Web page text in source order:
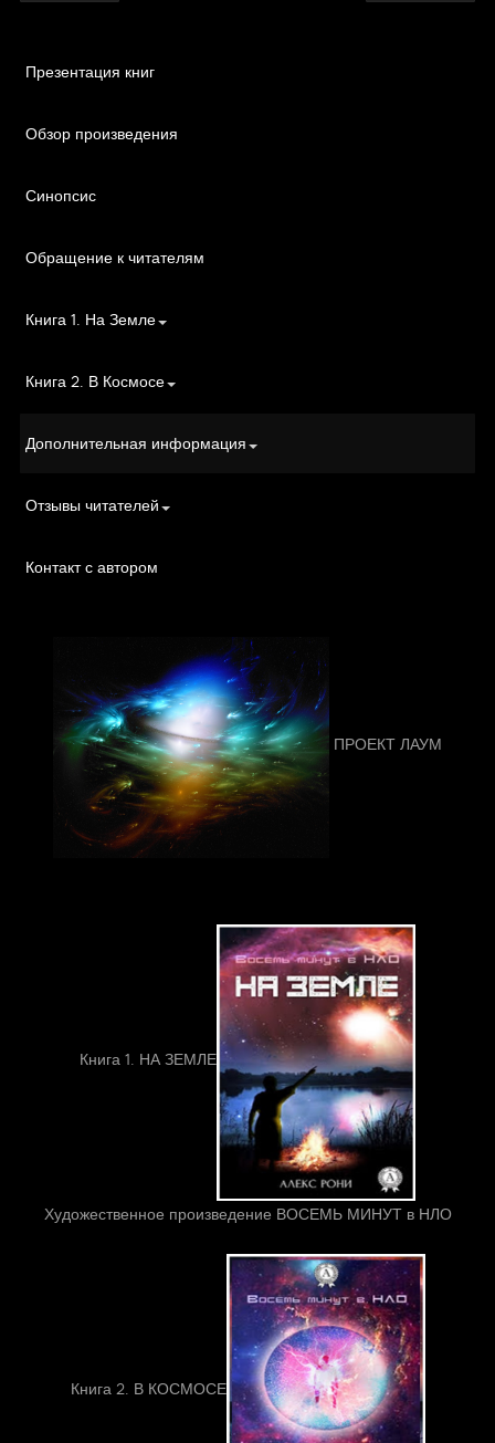
Презентация книг
Обзор произведения
Синопсис
Обращение к читателям
Книга 1. На Земле
Книга 2. В Космосе
Дополнительная информация
Отзывы читателей
Контакт с автором
ПРОЕКТ ЛАУМ
Книга 1. НА ЗЕМЛЕ
Художественное произведение ВОСЕМЬ МИНУТ в НЛО
Книга 2. В КОСМОСЕ